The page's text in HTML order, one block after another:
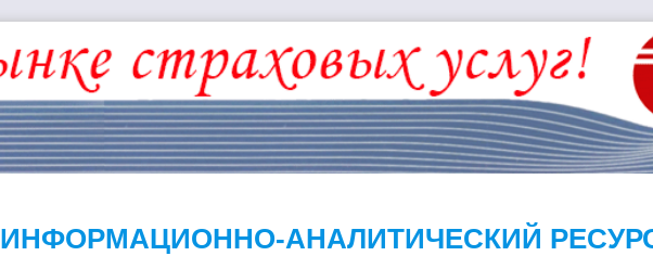
ИНФОРМАЦИОННО-АНАЛИТИЧЕСКИЙ